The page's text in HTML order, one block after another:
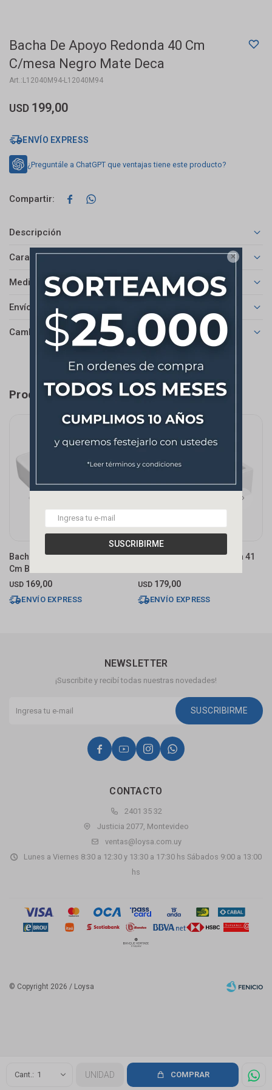

SUSCRIBIRME
Bacha De Apoyo Redonda 40 Cm
C/mesa Negro Mate Deca
L12040M94-L12040M94
USD 199,00
ENVÍO EXPRESS
1 UNIDAD COMPRAR
¿Preguntále a ChatGPT que ventajas tiene este producto?
 
Descripción
Características
Medios de pago
Envíos
Cambios y Devoluciones
Productos que te pueden interesar
Bacha De Apoyo Cuadrada 40
Cm Blanca Brillante Deca
USD 169,00
ENVÍO EXPRESS
Bacha De Apoyo Cuadrada 41
USD 179,00
ENVÍO EXPRESS
CONTACTO
2401 35 32
Justicia 2077, Montevideo
ventas@loysa.com.uy
Lunes a Viernes 8:30 a 12:30 y 13:30 a 17:30 hs Sábados 9:00 a 13:00
hs
NEWSLETTER
¡Suscribite y recibí todas nuestras novedades!
SUSCRIBIRME
   
© Copyright 2026 / Loysa
Fenicio